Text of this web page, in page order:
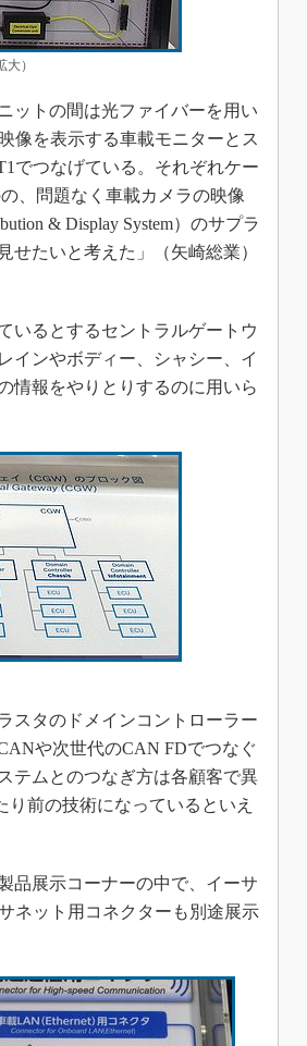
）
ットの間は光ファイバーを用い
像を表示する車載モニターとス
でつなげている。それぞれケー
、問題なく車載カメラの映像
& Display System）のサプラ
たいと考えた」（矢崎総業）
いるとするセントラルゲートウ
インやボディー、シャシー、イ
情報をやりとりするのに用いら
スタのドメインコントローラー
や次世代のCAN FDでつなぐ
テムとのつなぎ方は各顧客で異
前の技術になっているといえ
品展示コーナーの中で、イーサ
ネット用コネクターも別途展示